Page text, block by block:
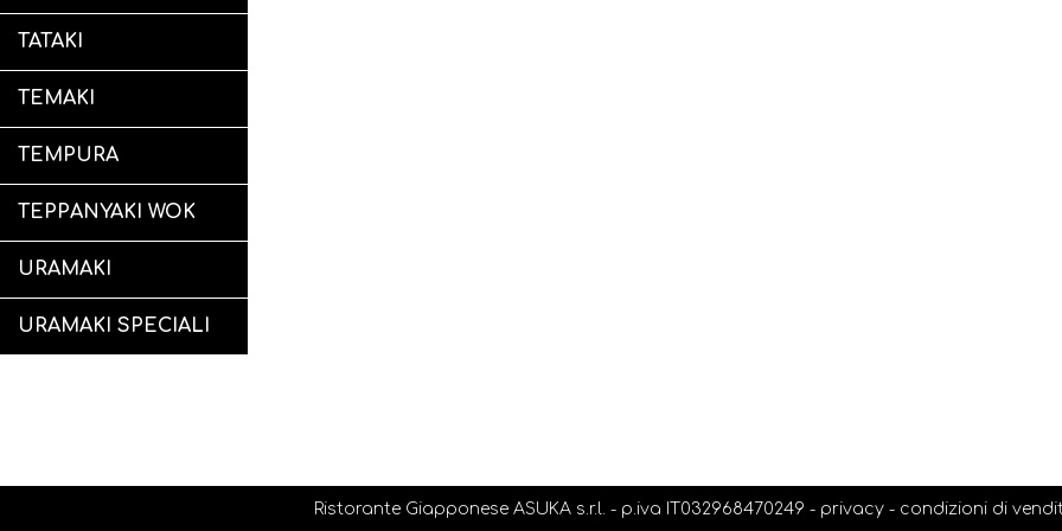
TATAKI
TEMAKI
TEMPURA
TEPPANYAKI WOK
URAMAKI
URAMAKI SPECIALI
Ristorante Giapponese ASUKA s.r.l. - p.iva IT032968470249 - privacy - condizioni di